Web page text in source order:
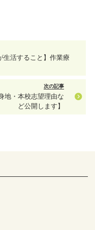
生活すること】作業療
次の記事
地・本校志望理由な
ど公開します】